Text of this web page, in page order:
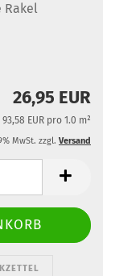
Rakel
26,95 EUR
93,58 EUR pro 1.0 m²
MwSt. zzgl. Versand